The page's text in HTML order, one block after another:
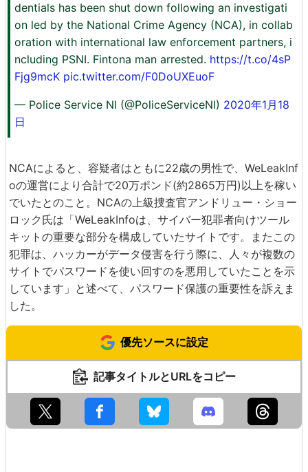
dentials has been shut down following an investigati
on led by the National Crime Agency (NCA), in collab
oration with international law enforcement partners, i
ncluding PSNI. Fintona man arrested. https://t.co/4sP
Fjg9mcK pic.twitter.com/F0DoUXEuoF
— Police Service NI (@PoliceServiceNI) 2020年1月18
日
NCAによると、容疑者はともに22歳の男性で、WeLeakInf
oの運営により合計で20万ポンド(約2865万円)以上を稼い
でいたとのこと。NCAの上級捜査官アンドリュー・ショー
ロック氏は「WeLeakInfoは、サイバー犯罪者向けツール
キットの重要な部分を構成していたサイトです。またこの
犯罪は、ハッカーがデータ侵害を行う際に、人々が複数の
サイトでパスワードを使い回すのを悪用していたことを示
しています」と述べて、パスワード保護の重要性を訴えま
した。
優先ソースに設定
記事タイトルとURLをコピー